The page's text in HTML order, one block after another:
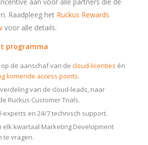
Raadpleeg het Ruckus Rewards
voor alle details.
programma
de aanschaf van de cloud-licenties én
komende access points.
van de cloud-leads, naar
Ruckus Customer Trials.
experts en 24/7 technisch support.
elk kwartaal Marketing Development
te vragen.